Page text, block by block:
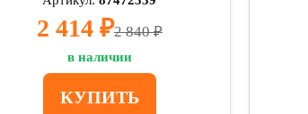
2 414 ₽2 840 ₽
в наличии
КУПИТЬ